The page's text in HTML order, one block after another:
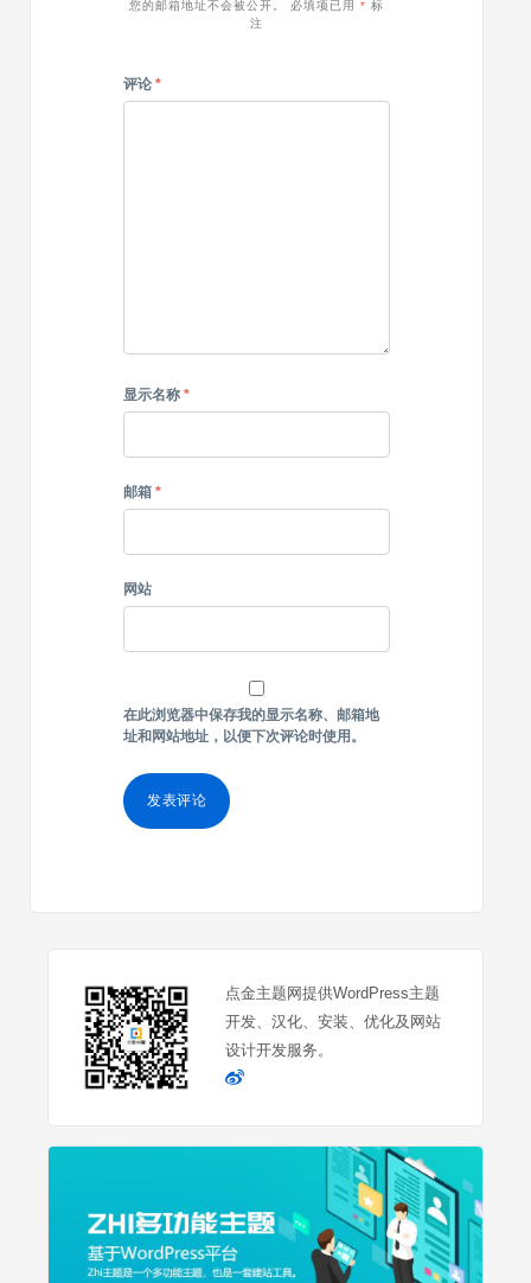
您的邮箱地址不会被公开。 必填项已用 * 标
注
评论 *
显示名称 *
邮箱 *
网站
在此浏览器中保存我的显示名称、邮箱地
址和网站地址，以便下次评论时使用。
点金主题网提供WordPress主题
开发、汉化、安装、优化及网站
设计开发服务。